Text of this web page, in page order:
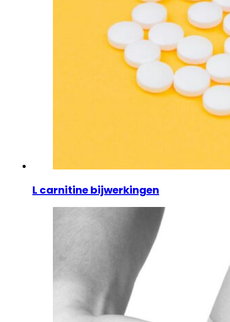
L carnitine bijwerkingen